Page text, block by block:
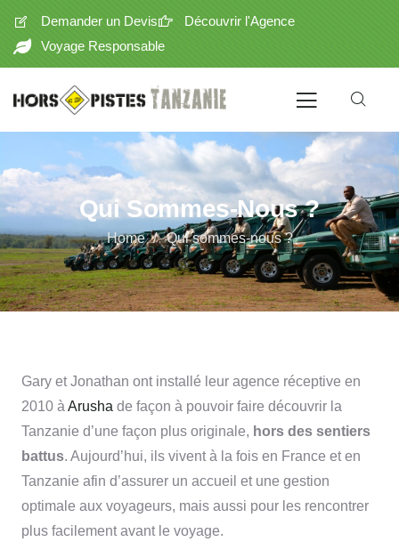
Demander un Devis
Découvrir l'Agence
Voyage Responsable
Qui Sommes-Nous ?
Home Qui sommes-nous ?
Gary et Jonathan ont installé leur agence réceptive en
2010 à Arusha de façon à pouvoir faire découvrir la
Tanzanie d’une façon plus originale, hors des sentiers
battus. Aujourd’hui, ils vivent à la fois en France et en
Tanzanie afin d’assurer un accueil et une gestion
optimale aux voyageurs, mais aussi pour les rencontrer
plus facilement avant le voyage.